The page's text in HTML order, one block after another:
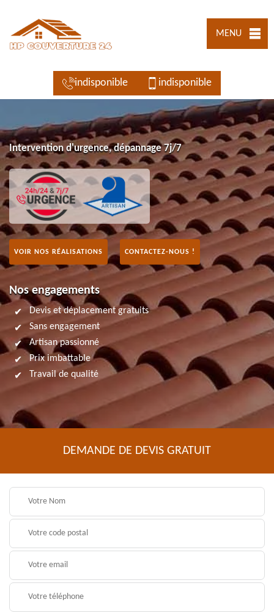
MENU
indisponible indisponible
Intervention d'urgence, dépannage 7j/7
VOIR NOS RÉALISATIONS CONTACTEZ-NOUS !
Nos engagements
Devis et déplacement gratuits
Sans engagement
Artisan passionné
Prix imbattable
Travail de qualité
DEMANDE DE DEVIS GRATUIT